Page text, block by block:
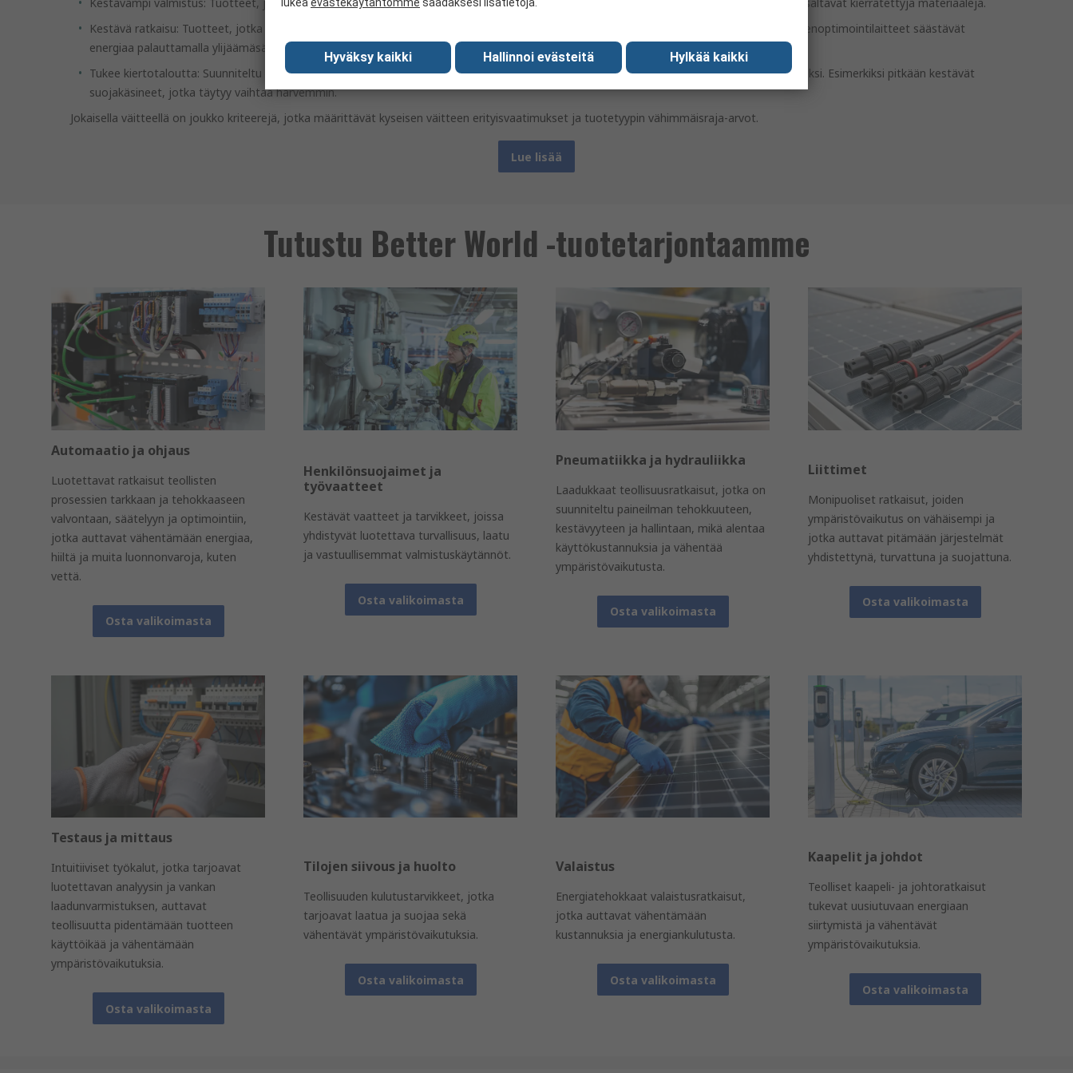
Kestävä ratkaisu: Tuotteet, jotka auttavat sinua johtamaan liiketoimintaasi tehokkaammin ja kestävämmin. Esimerkiksi RS PRO -jännitteenoptimointilaitteet säästävät
energiaa palauttamalla ylijäämäsähkön verkkoon.
Tukee kiertotaloutta: Suunniteltu käyttöiän pidentämiseksi, korjattavaksi, uudelleenkäytettäväksi tai kierrätettäväksi jätteen vähentämiseksi. Esimerkiksi pitkään kestävät
suojakäsineet, jotka täytyy vaihtaa harvemmin.
Jokaisella väitteellä on joukko kriteerejä, jotka määrittävät kyseisen väitteen erityisvaatimukset ja tuotetyypin vähimmäisraja-arvot.
Lue lisää
Tutustu Better World -tuotetarjontaamme
Automaatio ja ohjaus
Luotettavat ratkaisut teollisten
prosessien tarkkaan ja tehokkaaseen
valvontaan, säätelyyn ja optimointiin,
jotka auttavat vähentämään energiaa,
hiiltä ja muita luonnonvaroja, kuten
vettä.
Osta valikoimasta
Henkilönsuojaimet ja
työvaatteet
Kestävät vaatteet ja tarvikkeet, joissa
yhdistyvät luotettava turvallisuus, laatu
ja vastuullisemmat valmistuskäytännöt.
Osta valikoimasta
Pneumatiikka ja hydrauliikka
Laadukkaat teollisuusratkaisut, jotka on
suunniteltu paineilman tehokkuuteen,
kestävyyteen ja hallintaan, mikä alentaa
käyttökustannuksia ja vähentää
ympäristövaikutusta.
Osta valikoimasta
Liittimet
Monipuoliset ratkaisut, joiden
ympäristövaikutus on vähäisempi ja
jotka auttavat pitämään järjestelmät
yhdistettynä, turvattuna ja suojattuna.
Osta valikoimasta
Testaus ja mittaus
Intuitiiviset työkalut, jotka tarjoavat
luotettavan analyysin ja vankan
laadunvarmistuksen, auttavat
teollisuutta pidentämään tuotteen
käyttöikää ja vähentämään
ympäristövaikutuksia.
Osta valikoimasta
Tilojen siivous ja huolto
Teollisuuden kulutustarvikkeet, jotka
tarjoavat laatua ja suojaa sekä
vähentävät ympäristövaikutuksia.
Osta valikoimasta
Valaistus
Energiatehokkaat valaistusratkaisut,
jotka auttavat vähentämään
kustannuksia ja energiankulutusta.
Osta valikoimasta
Kaapelit ja johdot
Teolliset kaapeli- ja johtoratkaisut
tukevat uusiutuvaan energiaan
siirtymistä ja vähentävät
ympäristövaikutuksia.
Osta valikoimasta
Hyväksy kaikki Hallinnoi evästeitä Hylkää kaikki